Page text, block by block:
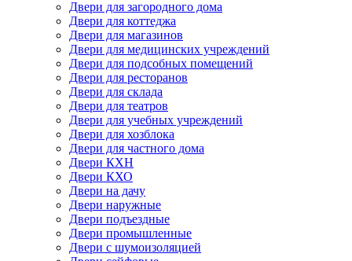
Двери для загородного дома
Двери для коттеджа
Двери для магазинов
Двери для медицинских учреждений
Двери для подсобных помещений
Двери для ресторанов
Двери для склада
Двери для театров
Двери для учебных учреждений
Двери для хозблока
Двери для частного дома
Двери КХН
Двери КХО
Двери на дачу
Двери наружные
Двери подъездные
Двери промышленные
Двери с шумоизоляцией